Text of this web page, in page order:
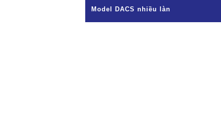
Model DACS nhiều làn